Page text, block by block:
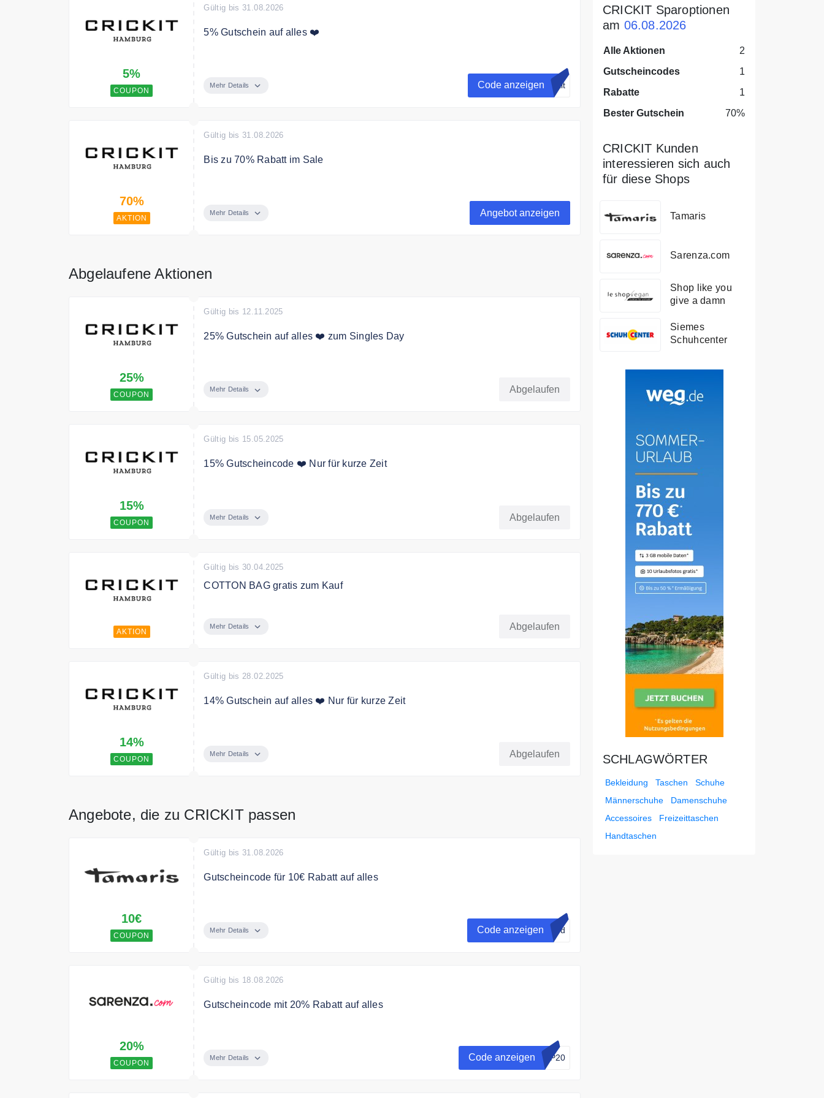
5%
COUPON
Gültig bis 31.08.2026
5% Gutschein auf alles ❤️
Mehr Details Code anzeigen ckit
70%
AKTION
Gültig bis 31.08.2026
Bis zu 70% Rabatt im Sale
Mehr Details Angebot anzeigen
Abgelaufene Aktionen
25%
COUPON
Gültig bis 12.11.2025
25% Gutschein auf alles ❤️ zum Singles Day
Mehr Details Abgelaufen
15%
COUPON
Gültig bis 15.05.2025
15% Gutscheincode ❤️ Nur für kurze Zeit
Mehr Details Abgelaufen
AKTION
Gültig bis 30.04.2025
COTTON BAG gratis zum Kauf
Mehr Details Abgelaufen
14%
COUPON
Gültig bis 28.02.2025
14% Gutschein auf alles ❤️ Nur für kurze Zeit
Mehr Details Abgelaufen
Angebote, die zu CRICKIT passen
10€
COUPON
Gültig bis 31.08.2026
Gutscheincode für 10€ Rabatt auf alles
Mehr Details Code anzeigen lied
20%
COUPON
Gültig bis 18.08.2026
Gutscheincode mit 20% Rabatt auf alles
Bedingungen
Mehr Details Code anzeigen OP20
CRICKIT Sparoptionen
am 06.08.2026
Alle Aktionen
2
Gutscheincodes
1
Rabatte
1
Bester Gutschein
70%
CRICKIT Kunden
interessieren sich auch
für diese Shops
Tamaris
Sarenza.com
Shop like you
give a damn
Siemes
Schuhcenter
SCHLAGWÖRTER
Bekleidung Taschen
Schuhe
Männerschuhe
Damenschuhe
Accessoires
Freizeittaschen
Handtaschen